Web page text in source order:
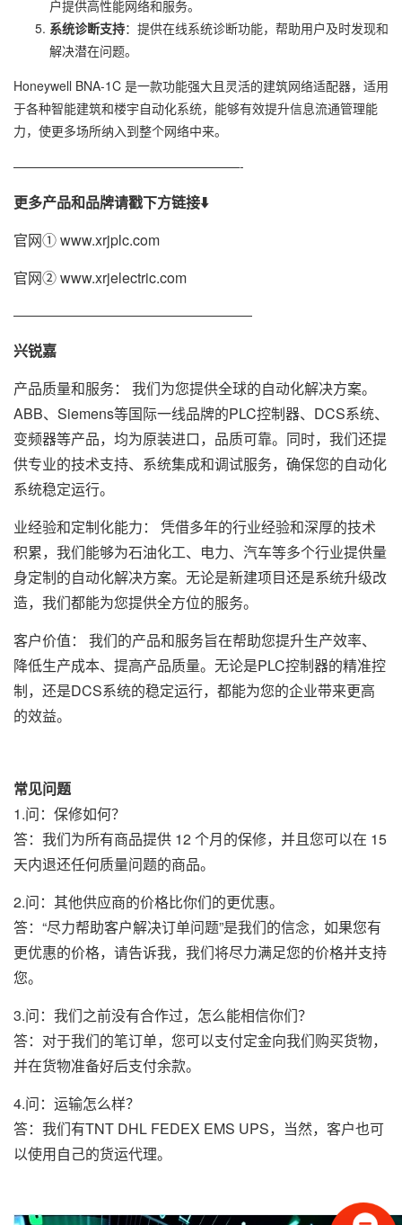
户提供高性能网络和服务。
系统诊断支持：提供在线系统诊断功能，帮助用户及时发现和
解决潜在问题。
Honeywell BNA-1C 是一款功能强大且灵活的建筑网络适配器，适用
于各种智能建筑和楼宇自动化系统，能够有效提升信息流通管理能
力，使更多场所纳入到整个网络中来。
——————————————————-
更多产品和品牌请戳下方链接⬇️
官网①www.xrjplc.com
官网②www.xrjelectric.com
———————————————————
兴锐嘉
产品质量和服务： 我们为您提供全球的自动化解决方案。
ABB、Siemens等国际一线品牌的PLC控制器、DCS系统、
变频器等产品，均为原装进口，品质可靠。同时，我们还提
供专业的技术支持、系统集成和调试服务，确保您的自动化
系统稳定运行。
业经验和定制化能力： 凭借多年的行业经验和深厚的技术
积累，我们能够为石油化工、电力、汽车等多个行业提供量
身定制的自动化解决方案。无论是新建项目还是系统升级改
造，我们都能为您提供全方位的服务。
客户价值： 我们的产品和服务旨在帮助您提升生产效率、
降低生产成本、提高产品质量。无论是PLC控制器的精准控
制，还是DCS系统的稳定运行，都能为您的企业带来更高
的效益。
常见问题
1.问：保修如何？
答：我们为所有商品提供 12 个月的保修，并且您可以在 15
天内退还任何质量问题的商品。
2.问：其他供应商的价格比你们的更优惠。
答：“尽力帮助客户解决订单问题”是我们的信念，如果您有
更优惠的价格，请告诉我，我们将尽力满足您的价格并支持
您。
3.问：我们之前没有合作过，怎么能相信你们？
答：对于我们的笔订单，您可以支付定金向我们购买货物，
并在货物准备好后支付余款。
4.问：运输怎么样？
答：我们有TNT DHL FEDEX EMS UPS，当然，客户也可
以使用自己的货运代理。